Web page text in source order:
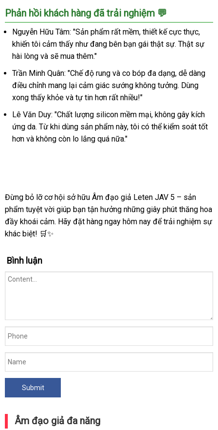
Âm
đạo
giả
Leten
cao
cấp
5
chế
rung
co
bóp
siêu
Phản hồi khách hàng đã trải nghiệm 💬
Nguyễn Hữu Tâm: "Sản phẩm rất mềm, thiết kế cực thực,
khiến tôi cảm thấy như đang bên bạn gái thật sự. Thật sự
hài lòng và sẽ mua thêm."
Trần Minh Quân: "Chế độ rung và co bóp đa dạng, dễ dàng
điều chỉnh mang lại cảm giác sướng không tưởng. Dùng
xong thấy khỏe và tự tin hơn rất nhiều!"
Lê Văn Duy: "Chất lượng silicon mềm mại, không gây kích
ứng da. Từ khi dùng sản phẩm này, tôi có thể kiểm soát tốt
hơn và không còn lo lắng quá nữa."
Đừng bỏ lỡ cơ hội sở hữu Âm đạo giả Leten JAV 5 – sản
phẩm tuyệt vời giúp bạn tận hưởng những giây phút thăng hoa
đầy khoái cảm. Hãy đặt hàng ngay hôm nay để trải nghiệm sự
khác biệt! 🛒✨
Bình luận
Âm đạo giả đa năng